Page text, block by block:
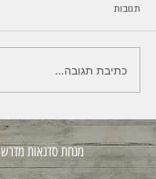
תגובות
כתיבת תגובה...
מנחת סדנאות